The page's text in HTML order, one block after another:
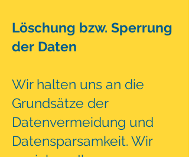
Löschung bzw. Sperrung
der Daten
Wir halten uns an die
Grundsätze der
Datenvermeidung und
Datensparsamkeit. Wir